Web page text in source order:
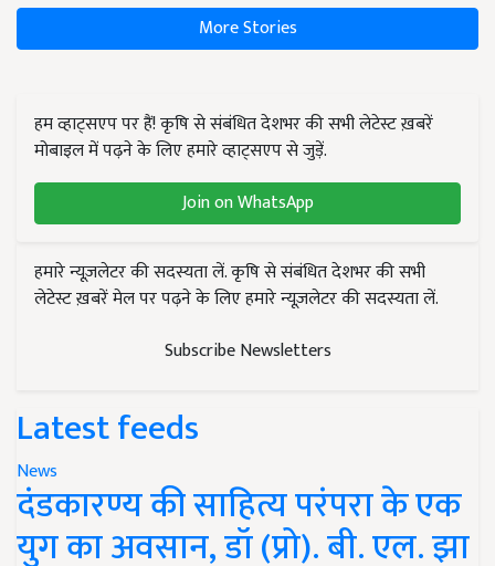
More Stories
हम व्हाट्सएप पर हैं! कृषि से संबंधित देशभर की सभी लेटेस्ट ख़बरें
मोबाइल में पढ़ने के लिए हमारे व्हाट्सएप से जुड़ें.
Join on WhatsApp
हमारे न्यूज़लेटर की सदस्यता लें. कृषि से संबंधित देशभर की सभी
लेटेस्ट ख़बरें मेल पर पढ़ने के लिए हमारे न्यूज़लेटर की सदस्यता लें.
Subscribe Newsletters
Latest feeds
News
दंडकारण्य की साहित्य परंपरा के एक
युग का अवसान, डॉ (प्रो). बी. एल. झा